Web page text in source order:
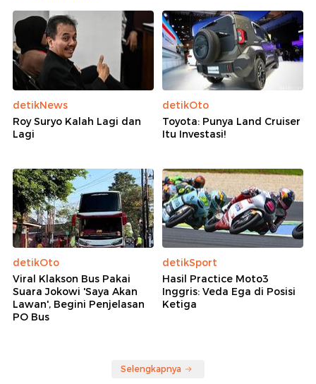
detikNews
Roy Suryo Kalah Lagi dan
Lagi
detikOto
Toyota: Punya Land Cruiser
Itu Investasi!
detikOto
Viral Klakson Bus Pakai
Suara Jokowi 'Saya Akan
Lawan', Begini Penjelasan
PO Bus
detikSport
Hasil Practice Moto3
Inggris: Veda Ega di Posisi
Ketiga
Selengkapnya